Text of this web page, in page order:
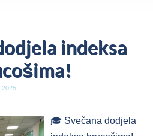
indeksa
2025
🎓 Svečana dodjela